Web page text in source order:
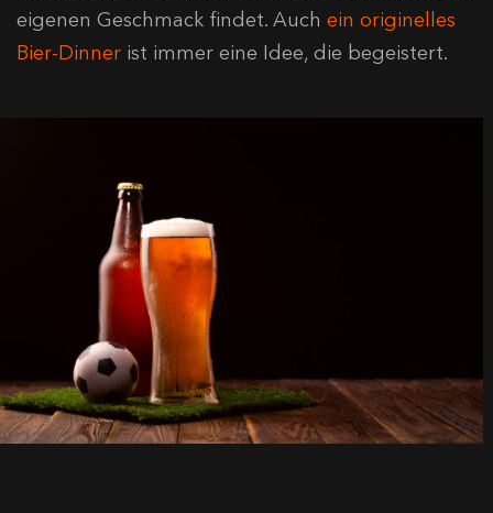
eigenen Geschmack findet. Auch ein originelles
Bier-Dinner ist immer eine Idee, die begeistert.